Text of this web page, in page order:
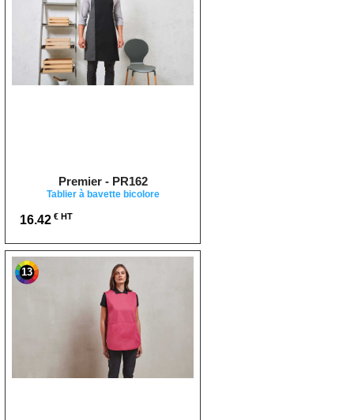
Premier - PR162
Tablier à bavette bicolore
16.42 € HT
13